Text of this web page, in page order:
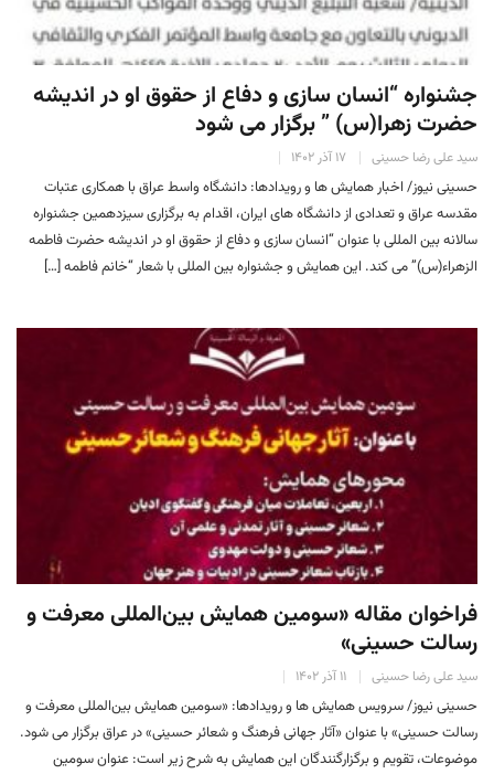
جشنواره “انسان سازی و دفاع از حقوق او در اندیشه
حضرت زهرا(س) ” برگزار می شود
سید علی رضا حسینی ۱۷ آذر ۱۴۰۲
حسینی نیوز/ اخبار همایش ها و رویدادها: دانشگاه واسط عراق با همکاری عتبات
مقدسه عراق و تعدادی از دانشگاه های ایران، اقدام به برگزاری سیزدهمین جشنواره
سالانه بین المللی با عنوان “انسان سازی و دفاع از حقوق او در اندیشه حضرت فاطمه
الزهراء(س)” می کند. این همایش و جشنواره بین المللی با شعار “خانم فاطمه […]
فراخوان مقاله «سومین همایش بین‌المللی معرفت و
رسالت حسینی»
سید علی رضا حسینی ۱۱ آذر ۱۴۰۲
حسینی نیوز/ سرویس همایش ها و رویدادها: «سومین همایش بین‌المللی معرفت و
رسالت حسینی» با عنوان «آثار جهانی فرهنگ و شعائر حسینی» در عراق برگزار می شود.
موضوعات، تقویم و برگزارگنندگان این همایش به شرح زیر است: عنوان سومین